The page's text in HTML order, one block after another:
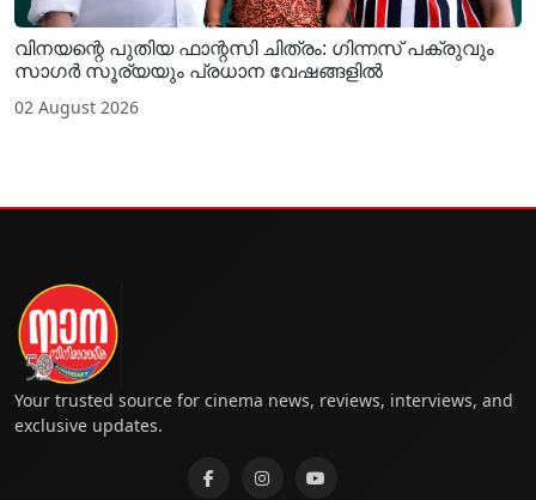
വിനയന്റെ പുതിയ ഫാന്റസി ചിത്രം: ഗിന്നസ് പക്രുവും
സാഗർ സൂര്യയും പ്രധാന വേഷങ്ങളിൽ
02 August 2026
Your trusted source for cinema news, reviews, interviews, and
exclusive updates.